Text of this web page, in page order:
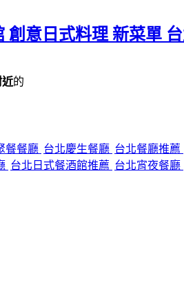
意日式料理 新菜單
近的
餐餐廳 台北慶生餐廳 台北餐廳推薦
台北日式餐酒館推薦 台北宵夜餐廳